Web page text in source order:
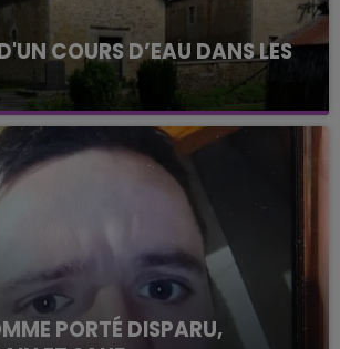
COURS D’EAU DANS LES
PORTÉ DISPARU,